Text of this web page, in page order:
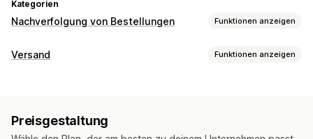
Kategorien
Nachverfolgung von Bestellungen Funktionen anzeigen
Tracking
Globales Tracking Dashboards
Versand Funktionen anzeigen
Versanddienstleisterauswahl
Preisgestaltung